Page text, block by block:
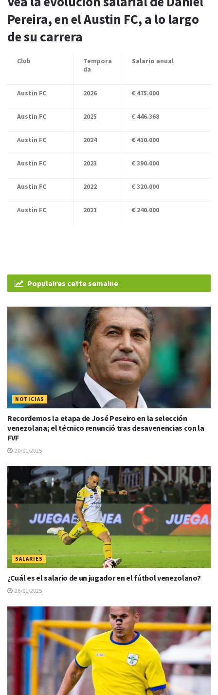
Pereira, en el Austin FC, a lo largo
de su carrera
Club
Tempora
da
Salario anual
Austin FC 2026 € 475.000
Austin FC 2025 € 446.368
Austin FC 2024 € 410.000
Austin FC 2023 € 390.000
Austin FC 2022 € 320.000
Austin FC 2021 € 240.000
Populaires cette semaine
NOTICIAS
Recordemos la etapa de José Peseiro en la selección
venezolana; el técnico renunció tras desavenencias con la
FVF
20/01/2025
SALARIES
¿Cuál es el salario de un jugador en el fútbol venezolano?
26/01/2025